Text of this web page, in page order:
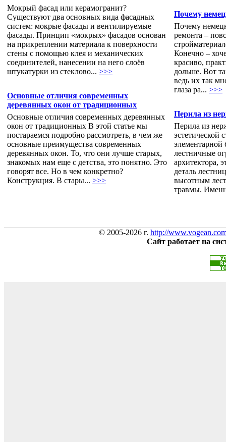
Мокрый фасад или керамогранит?
Существуют два основных вида фасадных
систем: мокрые фасады и вентилируемые
фасады. Принцип «мокрых» фасадов основан
на прикреплении материала к поверхности
стены с помощью клея и механических
соединителей, нанесении на него слоёв
штукатурки из стеклово... >>>
Основные отличия современных
деревянных окон от традиционных
Основные отличия современных деревянных
окон от традиционных В этой статье мы
постараемся подробно рассмотреть, в чем же
основные преимущества современных
деревянных окон. То, что они лучше старых,
знакомых нам еще с детства, это понятно. Это
говорят все. Но в чем конкретно?
Конструкция. В стары... >>>
Почему
Почему
ремонта –
Конечно –
красиво,
дольше. Вот
ведь их так
глаза ра... >>>
Перила из
Перила из
эстетической
элементарной
лестничные
архитектора,
деталь
высотным
травмы.
© 2005-2026 г. http://
Сайт работает на